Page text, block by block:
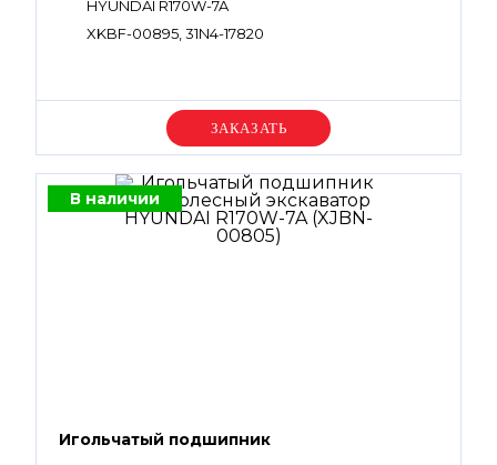
HYUNDAI R170W-7A
XKBF-00895, 31N4-17820
Уточняйте цену
В наличии
Игольчатый подшипник